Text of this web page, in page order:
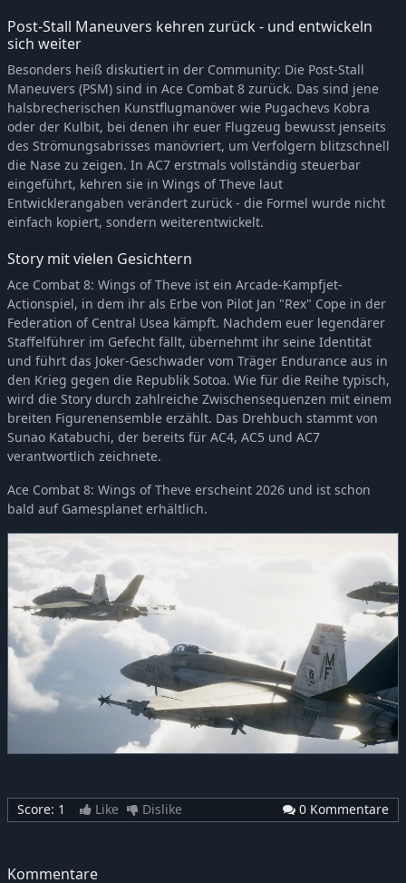
Post-Stall Maneuvers kehren zurück - und entwickeln
sich weiter
Besonders heiß diskutiert in der Community: Die Post-Stall
Maneuvers (PSM) sind in Ace Combat 8 zurück. Das sind jene
halsbrecherischen Kunstflugmanöver wie Pugachevs Kobra
oder der Kulbit, bei denen ihr euer Flugzeug bewusst jenseits
des Strömungsabrisses manövriert, um Verfolgern blitzschnell
die Nase zu zeigen. In AC7 erstmals vollständig steuerbar
eingeführt, kehren sie in Wings of Theve laut
Entwicklerangaben verändert zurück - die Formel wurde nicht
einfach kopiert, sondern weiterentwickelt.
Story mit vielen Gesichtern
Ace Combat 8: Wings of Theve ist ein Arcade-Kampfjet-
Actionspiel, in dem ihr als Erbe von Pilot Jan "Rex" Cope in der
Federation of Central Usea kämpft. Nachdem euer legendärer
Staffelführer im Gefecht fällt, übernehmt ihr seine Identität
und führt das Joker-Geschwader vom Träger Endurance aus in
den Krieg gegen die Republik Sotoa. Wie für die Reihe typisch,
wird die Story durch zahlreiche Zwischensequenzen mit einem
breiten Figurenensemble erzählt. Das Drehbuch stammt von
Sunao Katabuchi, der bereits für AC4, AC5 und AC7
verantwortlich zeichnete.
Ace Combat 8: Wings of Theve erscheint 2026 und ist schon
bald auf Gamesplanet erhältlich.
Score: 1 Like Dislike 0 Kommentare
Kommentare